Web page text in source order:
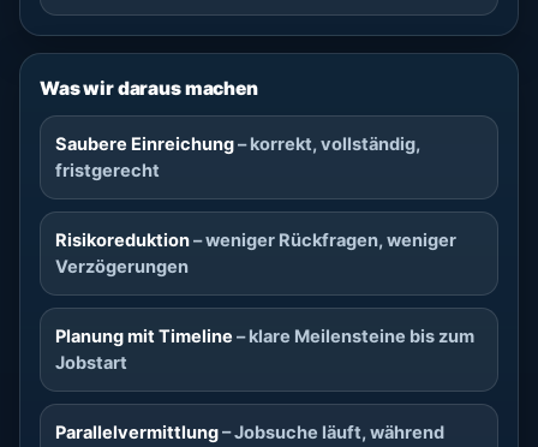
Was wir daraus machen
Saubere Einreichung– korrekt, vollständig,
fristgerecht
Risikoreduktion– weniger Rückfragen, weniger
Verzögerungen
Planung mit Timeline – klare Meilensteine bis zum
Jobstart
Parallelvermittlung– Jobsuche läuft, während